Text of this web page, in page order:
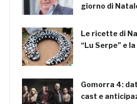
giorno di
Le ricette di
“Lu Serpe” e
Gomorra 4:
cast e